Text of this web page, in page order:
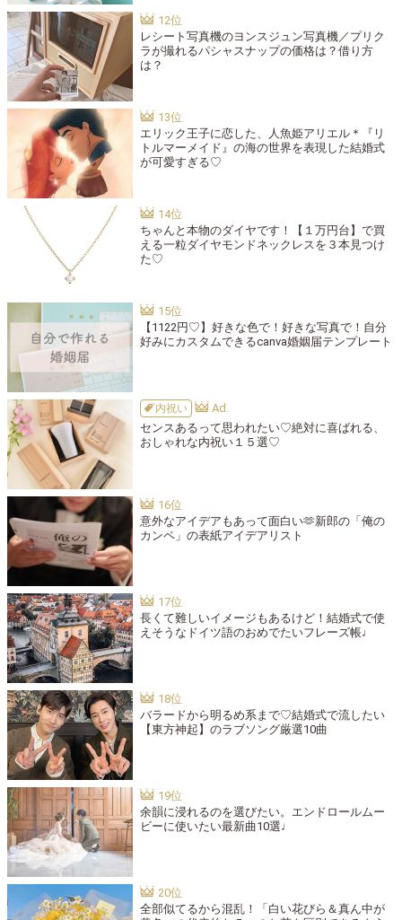
レシート写真機のヨンスジュン写真機／プリク
ラが撮れるパシャスナップの価格は？借り方
は？
エリック王子に恋した、人魚姫アリエル＊『リ
トルマーメイド』の海の世界を表現した結婚式
が可愛すぎる♡
ちゃんと本物のダイヤです！【１万円台】で買
える一粒ダイヤモンドネックレスを３本見つけ
た♡
【1122円♡】好きな色で！好きな写真で！自分
好みにカスタムできるcanva婚姻届テンプレート
内祝い
センスあるって思われたい♡絶対に喜ばれる、
おしゃれな内祝い１５選♡
意外なアイデアもあって面白い🫶新郎の「俺の
カンペ」の表紙アイデアリスト
長くて難しいイメージもあるけど！結婚式で使
えそうなドイツ語のおめでたいフレーズ帳♩
バラードから明るめ系まで♡結婚式で流したい
【東方神起】のラブソング厳選10曲
余韻に浸れるのを選びたい。エンドロールムー
ビーに使いたい最新曲10選♩
全部似てるから混乱！「白い花びら＆真ん中が